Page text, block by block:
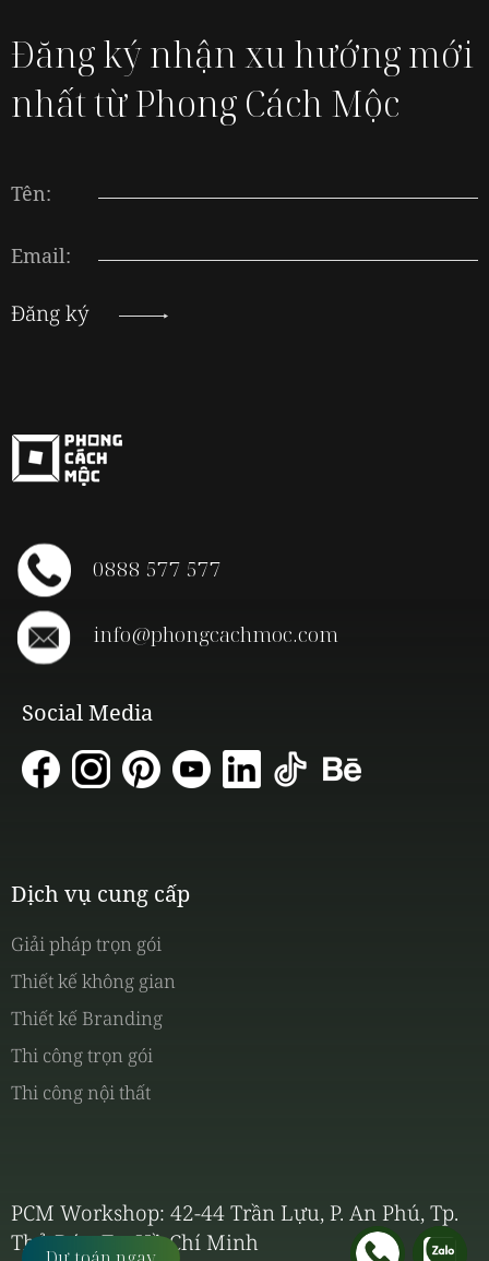
Đăng ký nhận xu hướng mới
nhất từ Phong Cách Mộc
Tên:
Email:
Đăng ký
0888 577 577
info@phongcachmoc.com
Social Media
Dịch vụ cung cấp
Giải pháp trọn gói
Thiết kế không gian
Thiết kế Branding
Thi công trọn gói
Thi công nội thất
PCM Workshop: 42-44 Trần Lựu, P. An Phú, Tp.
Thủ Đức, Tp. Hồ Chí Minh